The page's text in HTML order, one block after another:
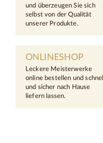
und überzeugen Sie sich
selbst von der Qualität
unserer Produkte.
ONLINESHOP
Leckere Meisterwerke
online bestellen und schnell
und sicher nach Hause
liefern lassen.